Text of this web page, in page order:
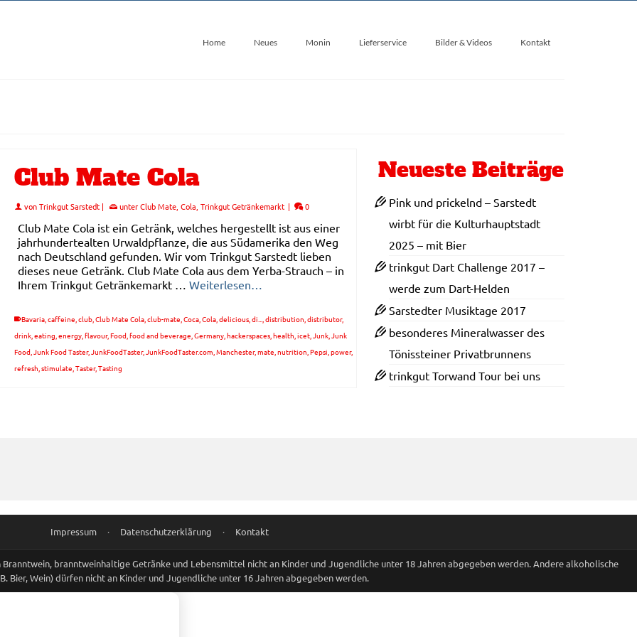
Home Neues Monin Lieferservice Bilder & Videos Kontakt
Club Mate Cola
vonTrinkgut Sarstedt | unterClub Mate, Cola Trinkgut Getränkemarkt | 0
Club Mate Cola ist ein Getränk, welches hergestellt ist aus einer
jahrhundertealten Urwaldpflanze, die aus Südamerika den Weg
nach Deutschland gefunden. Wir vom Trinkgut Sarstedt lieben
dieses neue Getränk. Club Mate Cola aus dem Yerba-Strauch – in
Ihrem Trinkgut Getränkemarkt … Weiterlesen…
Bavaria,caffeine,club,Club Mate Cola,club-mate,Coca,Cola,delicious,di...,distribution,distributor,
drink,eating,energy,flavour,Food,food and beverage,Germany,hackerspaces,health,icet,Junk,Junk
Food,Junk Food Taster,JunkFoodTaster,JunkFoodTaster.com,Manchester,mate,nutrition,Pepsi,power,
refresh,stimulate,Taster,Tasting
Neueste Beiträge
Pink und prickelnd – Sarstedt
wirbt für die Kulturhauptstadt
2025 – mit Bier
trinkgut Dart Challenge 2017 –
werde zum Dart-Helden
Sarstedter Musiktage 2017
besonderes Mineralwasser des
Tönissteiner Privatbrunnens
trinkgut Torwand Tour bei uns
Impressum · Datenschutzerklärung · Kontakt
branntweinhaltige Getränke und Lebensmittel nicht an Kinder und Jugendliche unter 18 Jahren abgegeben werden. Andere alkoholische
Bier, Wein) dürfen nicht an Kinder und Jugendliche unter 16 Jahren abgegeben werden.